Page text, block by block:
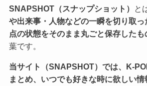
SNAPSHOT（スナップショット） と
や出来事・人物などの一瞬を切り取っ
点の状態をそのまま丸ごと保存したも
葉です。
当サイト（SNAPSHOT）では、K-
まとめ、いつでも好きな時に欲しい